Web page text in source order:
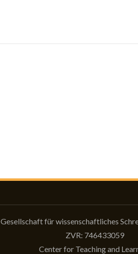
Gesellschaft für wissenschaftliches
ZVR: 746433059
Center for Teaching and